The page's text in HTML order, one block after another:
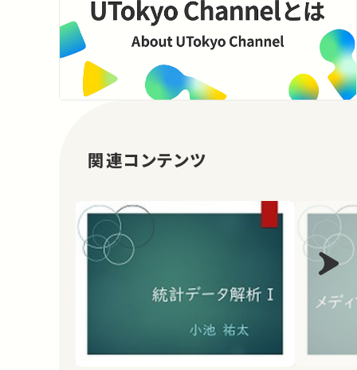
関連コンテンツ